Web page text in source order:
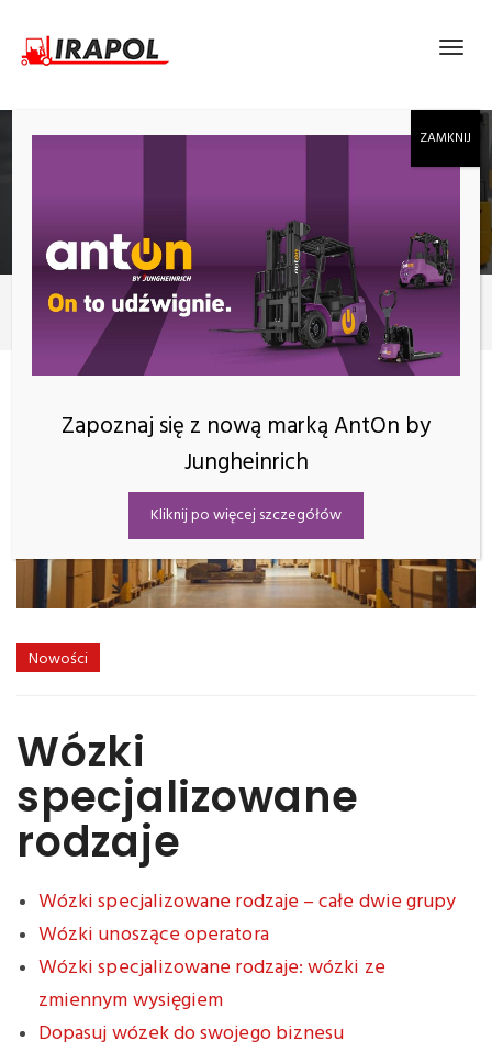
Nowości Wózki specjalizowane rodzaje
Nowości
Wózki
specjalizowane
rodzaje
Wózki specjalizowane rodzaje – całe dwie grupy
Wózki unoszące operatora
Wózki specjalizowane rodzaje: wózki ze
zmiennym wysięgiem
Dopasuj wózek do swojego biznesu
Zapoznaj się z nową marką AntOn by
Jungheinrich
Kliknij po więcej szczegółów